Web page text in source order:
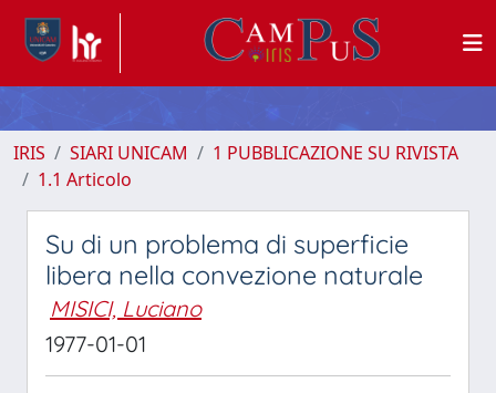
IRIS SIARI UNICAM
1 PUBBLICAZIONE SU RIVISTA
1.1 Articolo
Su di un problema di superficie
libera nella convezione naturale
MISICI, Luciano
1977-01-01